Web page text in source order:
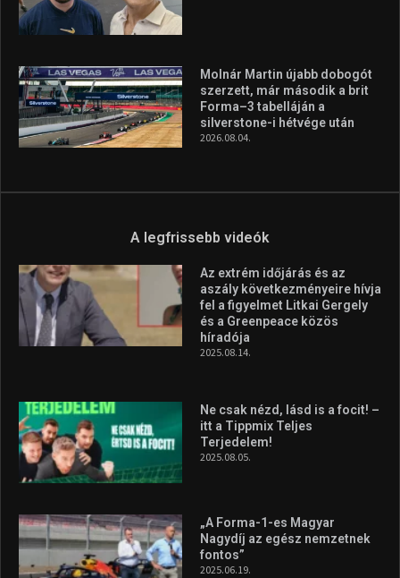
Molnár Martin újabb dobogót
szerzett, már második a brit
Forma–3 tabelláján a
silverstone-i hétvége után
2026.08.04.
A legfrissebb videók
Az extrém időjárás és az
aszály következményeire hívja
fel a figyelmet Litkai Gergely
és a Greenpeace közös
híradója
2025.08.14.
Ne csak nézd, lásd is a focit! –
itt a Tippmix Teljes
Terjedelem!
2025.08.05.
„A Forma-1-es Magyar
Nagydíj az egész nemzetnek
fontos”
2025.06.19.